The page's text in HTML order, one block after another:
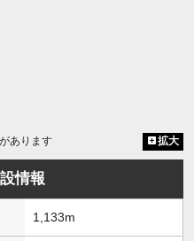
あります 拡大
情報
1,133m